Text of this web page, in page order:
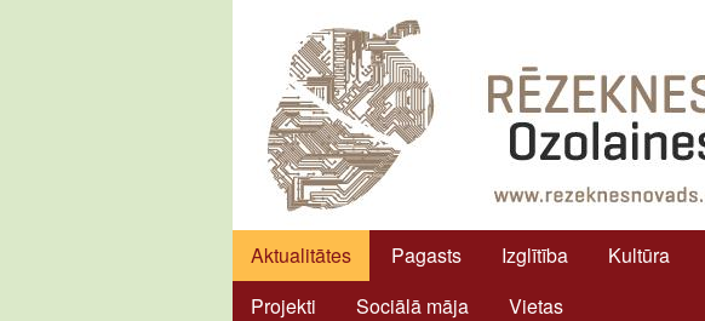
Aktualitātes Pagasts Izglītība Kultūra
Projekti
Sociālā māja Vietas